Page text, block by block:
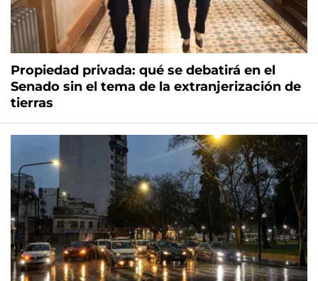
Propiedad privada: qué se debatirá en el
Senado sin el tema de la extranjerización de
tierras